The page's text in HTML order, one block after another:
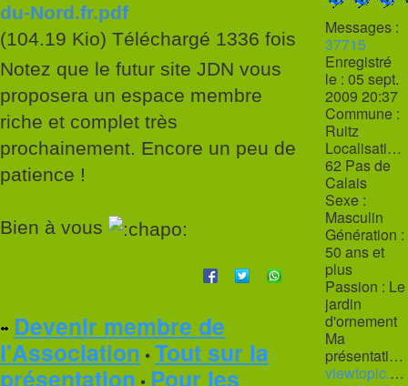
du-Nord.fr.pdf
(104.19 Kio) Téléchargé 1336 fois
Notez que le futur site JDN vous
proposera un espace membre
riche et complet très
prochainement. Encore un peu de
patience !
Bien à vous
Devenir membre de
l'Association • Tout sur la
présentation • Pour les
Messages :
37715
Enregistré
le : 05 sept.
2009 20:37
Commune :
Ruitz
Localisation :
62 Pas de
Calais
Sexe :
Masculin
Génération :
50 ans et
plus
Passion : Le
jardin
d'ornement
Ma
présentation :